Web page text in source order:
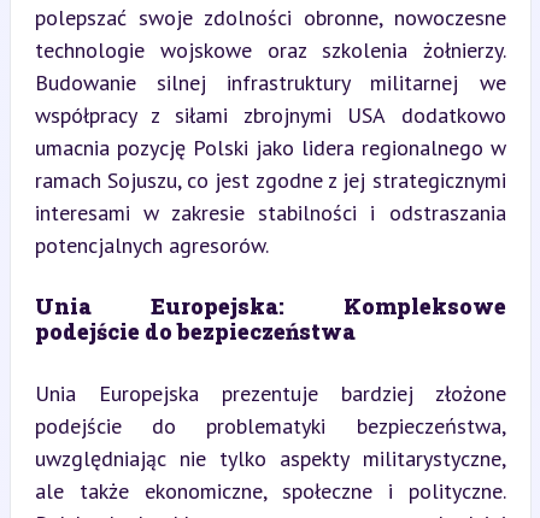
polepszać swoje zdolności obronne, nowoczesne
technologie wojskowe oraz szkolenia żołnierzy.
Budowanie silnej infrastruktury militarnej we
współpracy z siłami zbrojnymi USA dodatkowo
umacnia pozycję Polski jako lidera regionalnego w
ramach Sojuszu, co jest zgodne z jej strategicznymi
interesami w zakresie stabilności i odstraszania
potencjalnych agresorów.
Unia Europejska: Kompleksowe
podejście do bezpieczeństwa
Unia Europejska prezentuje bardziej złożone
podejście do problematyki bezpieczeństwa,
uwzględniając nie tylko aspekty militarystyczne,
ale także ekonomiczne, społeczne i polityczne.